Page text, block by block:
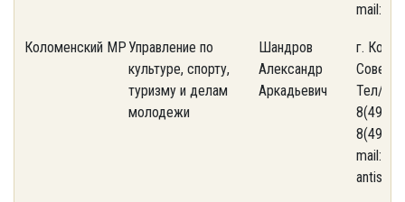
mail:
Коломенский МР Управление по
культуре, спорту,
туризму и делам
молодежи
Шандров
Александр
Аркадьевич
г.
Тел/
mail: